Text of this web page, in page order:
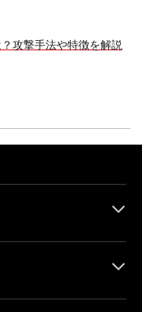
攻撃手法や特徴を解説